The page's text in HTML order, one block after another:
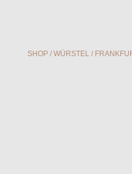
SHOP/ WÜRSTEL/